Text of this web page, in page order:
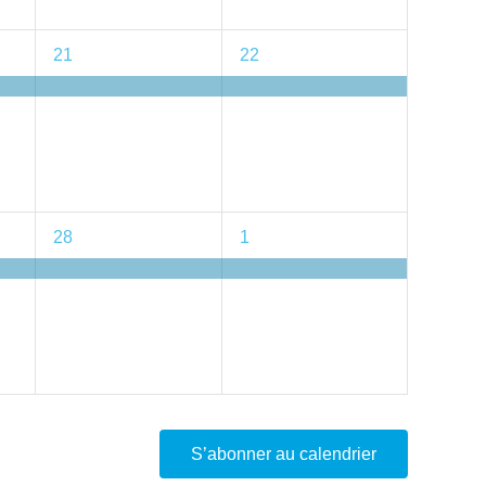
1
évènement,
21
1
évènement,
22
1
évènement,
28
1
évènement,
1
S’abonner au calendrier